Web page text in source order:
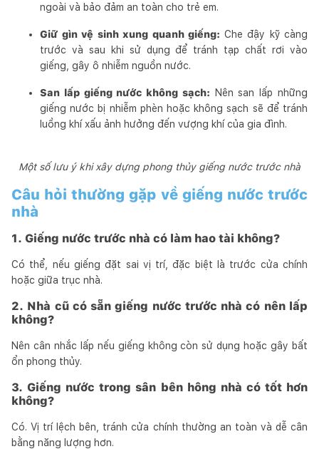
ngoài và bảo đảm an toàn cho trẻ em.
Giữ gìn vệ sinh xung quanh giếng: Che đậy kỹ càng
trước và sau khi sử dụng để tránh tạp chất rơi vào
giếng, gây ô nhiễm nguồn nước.
San lấp giếng nước không sạch: Nên san lấp những
giếng nước bị nhiễm phèn hoặc không sạch sẽ để tránh
luồng khí xấu ảnh hưởng đến vượng khí của gia đình.
Một số lưu ý khi xây dựng phong thủy giếng nước trước nhà
Câu hỏi thường gặp về giếng nước trước
nhà
1. Giếng nước trước nhà có làm hao tài không?
Có thể, nếu giếng đặt sai vị trí, đặc biệt là trước cửa chính
hoặc giữa trục nhà.
2. Nhà cũ có sẵn giếng nước trước nhà có nên lấp
không?
Nên cân nhắc lấp nếu giếng không còn sử dụng hoặc gây bất
ổn phong thủy.
3. Giếng nước trong sân bên hông nhà có tốt hơn
không?
Có. Vị trí lệch bên, tránh cửa chính thường an toàn và dễ cân
bằng năng lượng hơn.